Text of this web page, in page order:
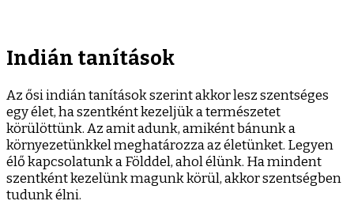
Indián tanítások
Az ősi indián tanítások szerint akkor lesz szentséges
egy élet, ha szentként kezeljük a természetet
körülöttünk. Az amit adunk, amiként bánunk a
környezetünkkel meghatározza az életünket. Legyen
élő kapcsolatunk a Földdel, ahol élünk. Ha mindent
szentként kezelünk magunk körül, akkor szentségben
tudunk élni.